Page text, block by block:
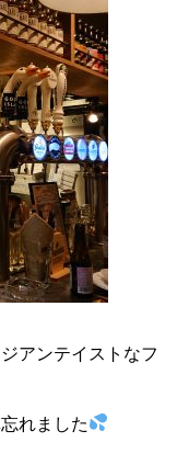
アンテイストなフ
れました